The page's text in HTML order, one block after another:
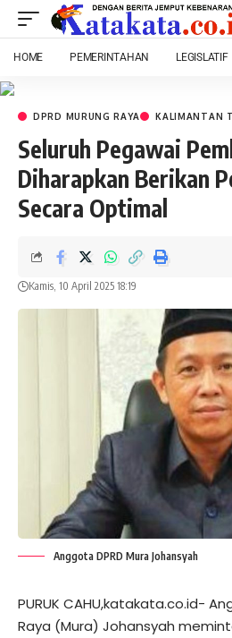
HOME PEMERINTAHAN LEGISLATIF
DPRD MURUNG RAYA KALIMANTAN
Seluruh Pegawai
Diharapkan Berikan
Secara Optimal
Kamis, 10 April 2025 18:19
Anggota DPRD Mura Johansyah
PURUK CAHU,katakata.co.id-
Raya (Mura) Johansyah